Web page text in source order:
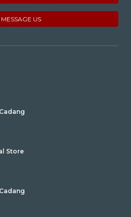
MESSAGE US
Store